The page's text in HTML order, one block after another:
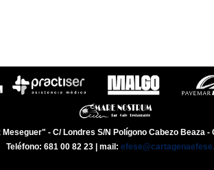
- C/ Londres S/N Polígono Cabezo Beaza -
Teléfono: 681 00 82 23 | mail: